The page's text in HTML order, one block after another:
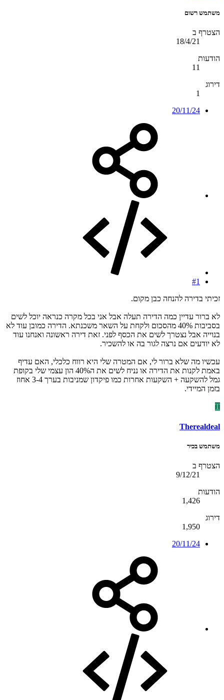
משתמש רשום
הצטרף ב
18/4/21
הודעות
11
דירוג
1
20/11/24
#1
זכיתי בדירה להנחה כבן מקום.
לא ברור עדיין כמה הדירה תעלה אבל אני בכל מקרה כנראה יוכל לשים
בסביבות 40% מהסכום ולקחת על השאר משכנתא. הדירה כמובן עוד לא
בנוייה אבל נצטרך לשים את הכסף לפני. זאת דירה ראשונה ואנחנו עוד
לא יודעים אם נרצה לגור בה או להשכיר.
עכשיו מה שלא ברור לי, אם המטרה שלי היא רווח כלכלי, האם עדיף
באמת לקנות את הדירה או נניח לשים את ה40% הון עצמי שלי בקופת
גמל להשקעה + השקעות אחרות כמו פיקדון שמניבות בערך 3-4 אחוז
בזמן המיידי.
T
Therealdeal
משתמש בכיר
הצטרף ב
9/12/21
הודעות
1,426
דירוג
1,950
20/11/24